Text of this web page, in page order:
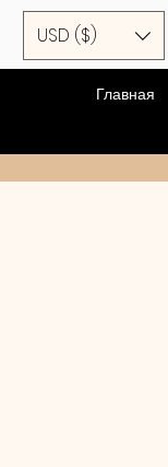
USD ($)
Главная